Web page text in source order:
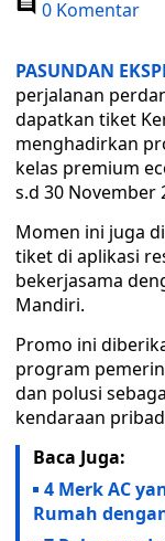
0 Komentar
PASUNDAN
perjalanan
dapatkan tiket
menghadirkan
kelas premium
s.d 30 November
Momen ini juga
tiket di aplikasi
bekerjasama
Mandiri.
Promo ini
program
dan polusi
kendaraan
Baca Juga:
4 Merk AC
Rumah